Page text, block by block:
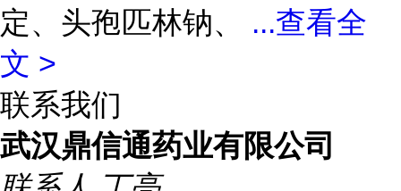
定、头孢匹林钠、 ...查看全
文 >
联系我们
武汉鼎信通药业有限公司